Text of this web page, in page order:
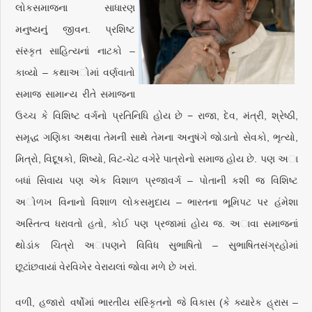
લોકસમાજના સાધારણ
મનુષ્યનું જીવન. પ્રશિષ્ટ
સંસ્કૃત સાહિત્યનાં નાટકો –
કાવ્યો – કથાઅોમાં વર્ણવાતો
સમાજ સામાન્ય રીતે સમાજના
ઉચ્ચ કે વિશિષ્ટ વર્ગનો પ્રતિનિધિ હોય છે − રાજા, દેવ, મંત્રી, શ્રેષ્ઠી,
સમૃદ્ધ ગણિકા અથવા તેમની સાથે તેમના અનુષંગે જોડાતો સેવકો, ભૃત્યો,
મિત્રો, વિદૂષકો, શિષ્યો, વિટ-ચેટ વગેરે પાત્રોનો સમાજ હોય છે. પણ અા
બધાં સિવાય પણ એક વિશાળ પ્રજાવર્ગ – પોતાની કશી જ વિશિષ્ટ
અોળખ વિનાનો વિશાળ લોકસમુદાય – ભારતના ભૂમિપટ પર હંમેશા
અસ્તિત્વ ધરાવતો હતો, કોઈ પણ પ્રજામાં હોય જ. અાવા સમાજનાં
થોડાંક ચિત્રો અાપણને વિવિધ સુભાષિતો – સુભાષિતસંગ્રહોમાં
છૂટાંછવાયાં વેરવિખેર વેરાયલાં જોવા મળે છે ખરાં.
વળી, હજારો વર્ષોમાં ભારતીય સંસ્કૃિતનો જે વિકાસ (કે ક્યારેક હ્રાસ –